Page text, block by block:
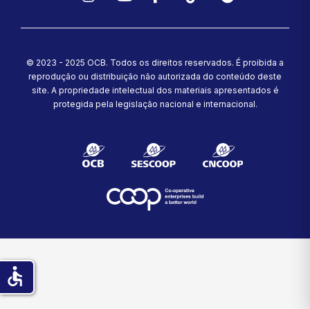
© 2023 - 2025 OCB. Todos os direitos reservados. É proibida a
reprodução ou distribuição não autorizada do conteúdo deste
site. A propriedade intelectual dos materiais apresentados é
protegida pela legislação nacional e internacional.
accessible